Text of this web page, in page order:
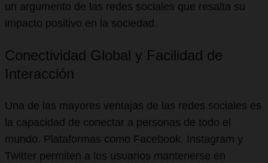
un argumento de las redes sociales que resalta su
impacto positivo en la sociedad.
Conectividad Global y Facilidad de
Interacción
Una de las mayores ventajas de las redes sociales es
la capacidad de conectar a personas de todo el
mundo. Plataformas como Facebook, Instagram y
Twitter permiten a los usuarios mantenerse en